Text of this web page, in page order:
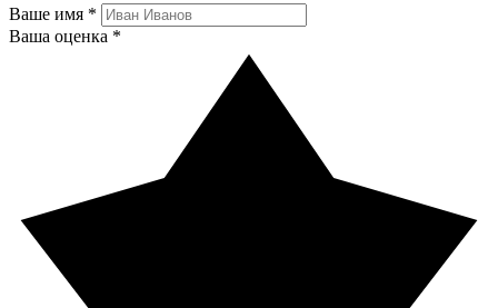
Ваше имя *
Ваша оценка *